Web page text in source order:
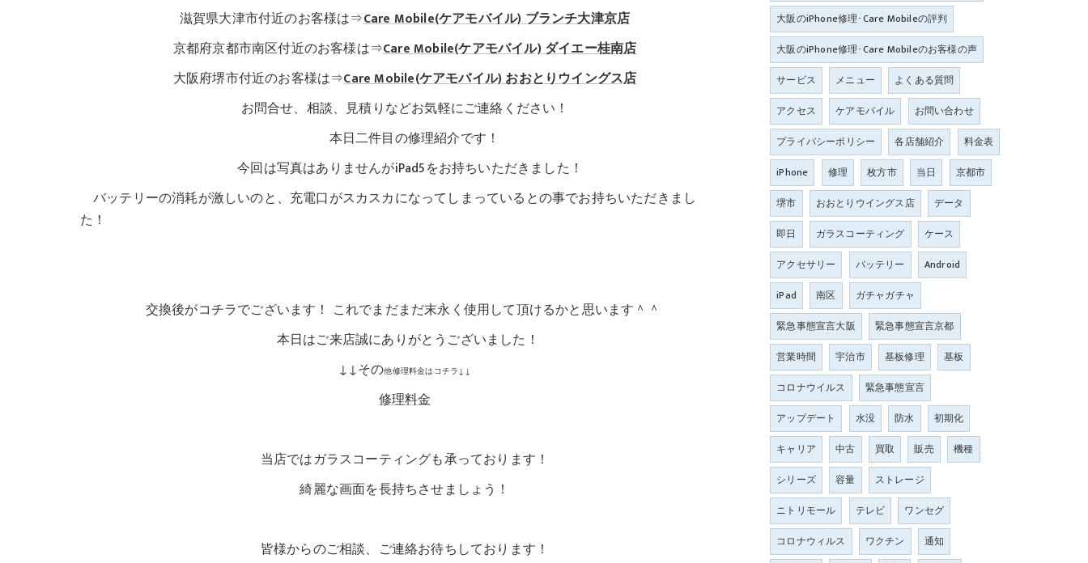
滋賀県大津市付近のお客様は⇒Care Mobile(ケアモバイル) ブランチ大津京店
京都府京都市南区付近のお客様は⇒Care Mobile(ケアモバイル)ダイエー桂南店
大阪府堺市付近のお客様は⇒Care Mobile(ケアモバイル)おおとりウイングス店
お問合せ、相談、見積りなどお気軽にご連絡ください！
本日二件目の修理紹介です！
今回は写真はありませんがiPad5をお持ちいただきました！
バッテリーの消耗が激しいのと、充電口がスカスカになってしまっているとの事でお持ちいただきまし
た！
交換後がコチラでございます！ これでまだまだ末永く使用して頂けるかと思います＾＾
本日はご来店誠にありがとうございました！
↓↓その他修理料金はコチラ↓↓
修理料金
当店ではガラスコーティングも承っております！
綺麗な画面を長持ちさせましょう！
皆様からのご相談、ご連絡お待ちしております！
大阪のiPhone修理･Care Mobileの評判
大阪のiPhone修理･Care Mobileのお客様の声
サービス
メニュー
よくある質問
アクセス
ケアモバイル
お問い合わせ
プライバシーポリシー
各店舗紹介
料金表
iPhone
修理 枚方市 当日
京都市
堺市
おおとりウイングス店
データ
即日
ガラスコーティング
ケース
アクセサリー
バッテリー
Android
iPad
南区
ガチャガチャ
緊急事態宣言大阪
緊急事態宣言京都
営業時間
宇治市 基板修理
基板
コロナウイルス
緊急事態宣言
アップデート
水没 防水
初期化
キャリア
中古 買取 販売
機種
シリーズ
容量
ストレージ
ニトリモール
テレビ
ワンセグ
コロナウィルス
ワクチン
通知